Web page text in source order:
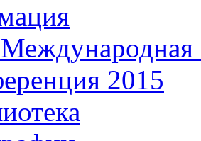
2015